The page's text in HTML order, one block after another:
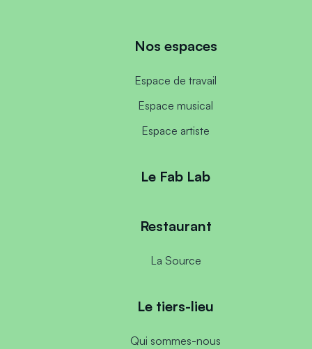
Nos espaces
Espace de travail
Espace musical
Espace artiste
Le Fab Lab
Restaurant
La Source
Le tiers-lieu
Qui sommes-nous